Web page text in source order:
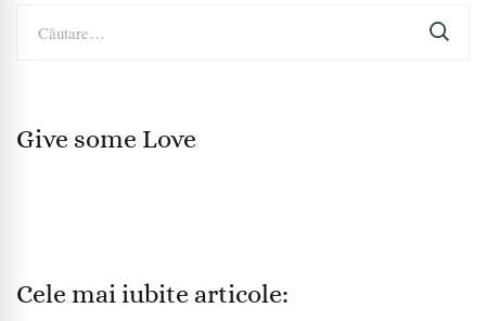
după:
Give some Love
Cele mai iubite articole: